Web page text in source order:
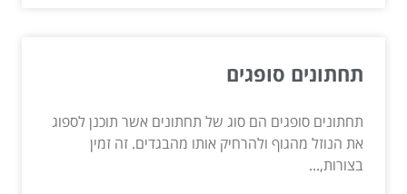
תחתונים סופגים
תחתונים סופגים הם סוג של תחתונים אשר תוכנן לספוג
את הנוזל מהגוף ולהרחיק אותו מהבגדים. זה זמין
בצורות,...